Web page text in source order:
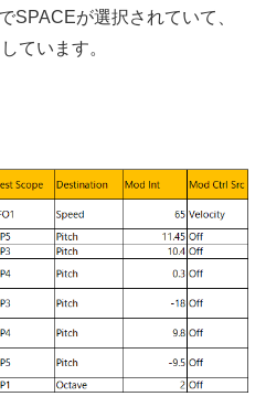
SPACEが選択されていて、
ています。